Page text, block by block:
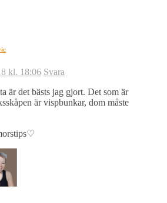
kl. 18:06 Svara
är det bästs jag gjort. Det som är
är vispbunkar, dom måste